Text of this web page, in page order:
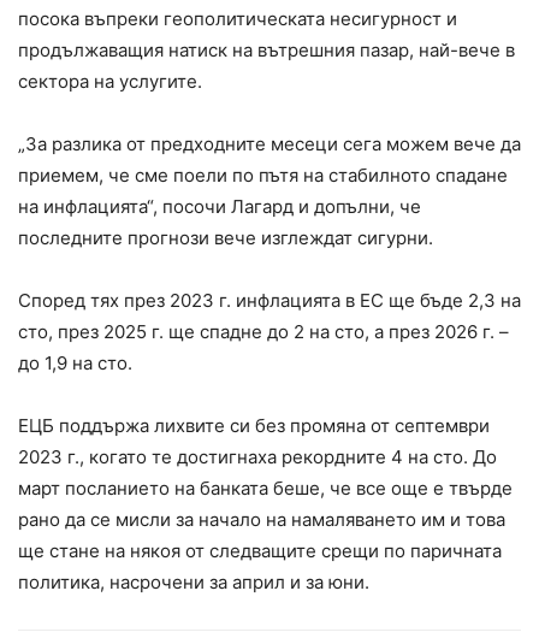
посока въпреки геополитическата несигурност и
продължаващия натиск на вътрешния пазар, най-вече в
сектора на услугите.
„За разлика от предходните месеци сега можем вече да
приемем, че сме поели по пътя на стабилното спадане
на инфлацията“, посочи Лагард и допълни, че
последните прогнози вече изглеждат сигурни.
Според тях през 2023 г. инфлацията в ЕС ще бъде 2,3 на
сто, през 2025 г. ще спадне до 2 на сто, а през 2026 г. –
до 1,9 на сто.
ЕЦБ поддържа лихвите си без промяна от септември
2023 г., когато те достигнаха рекордните 4 на сто. До
март посланието на банката беше, че все още е твърде
рано да се мисли за начало на намаляването им и това
ще стане на някоя от следващите срещи по паричната
политика, насрочени за април и за юни.